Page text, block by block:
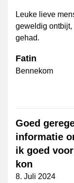
Leuke lieve
geweldig ontbijt,
gehad.
Fatin
Bennekom
Goed
informatie
ik goed
kon
8. Juli 2024